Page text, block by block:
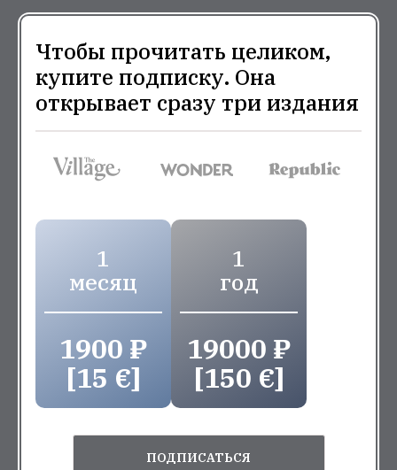
Чтобы прочитать целиком,
купите подписку. Она
открывает сразу три издания
1
месяц
1900 ₽
[15 €]
1
год
19000 ₽
[150 €]
ПОДПИСАТЬСЯ